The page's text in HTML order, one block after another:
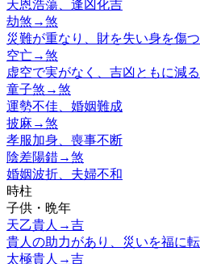
天恩浩蕩、逢凶化吉
劫煞 →煞
災難が重なり、財を失い身を傷
空亡→煞
虚空で実がなく、吉凶ともに減る
童子煞 →煞
運勢不佳、婚姻難成
披麻→煞
孝服加身、喪事不断
陰差陽錯→煞
婚姻波折、夫婦不和
時柱
子供・晩年
天乙貴人 →吉
貴人の助力があり、災いを福に
太極貴人 →吉